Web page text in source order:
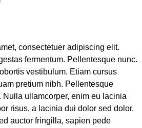
consectetuer adipiscing elit.
fermentum. Pellentesque nunc.
vestibulum. Etiam cursus
pretium nibh. Pellentesque
Nulla ullamcorper, enim eu lacinia
risus, a lacinia dui dolor sed dolor.
auctor fringilla, sapien pede